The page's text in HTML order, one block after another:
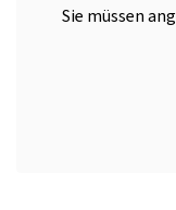
Sie müssen